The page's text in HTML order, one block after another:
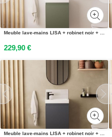
Meuble lave-mains LISA + robinet noir + miroir ovale
229,90 €
Meuble lave-mains LISA + robinet noir + miroir ovale